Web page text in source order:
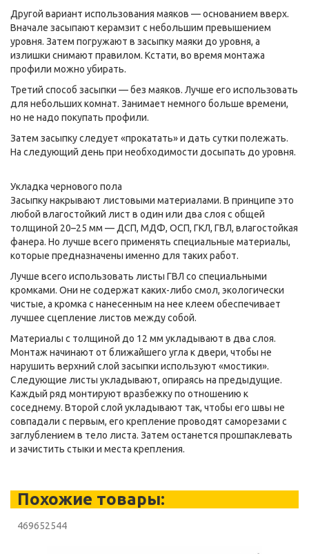
Другой вариант использования маяков — основанием вверх.
Вначале засыпают керамзит с небольшим превышением
уровня. Затем погружают в засыпку маяки до уровня, а
излишки снимают правилом. Кстати, во время монтажа
профили можно убирать.
Третий способ засыпки — без маяков. Лучше его использовать
для небольших комнат. Занимает немного больше времени,
но не надо покупать профили.
Затем засыпку следует «прокатать» и дать сутки полежать.
На следующий день при необходимости досыпать до уровня.
Укладка чернового пола
Засыпку накрывают листовыми материалами. В принципе это
любой влагостойкий лист в один или два слоя с общей
толщиной 20–25 мм — ДСП, МДФ, ОСП, ГКЛ, ГВЛ, влагостойкая
фанера. Но лучше всего применять специальные материалы,
которые предназначены именно для таких работ.
Лучше всего использовать листы ГВЛ со специальными
кромками. Они не содержат каких-либо смол, экологически
чистые, а кромка с нанесенным на нее клеем обеспечивает
лучшее сцепление листов между собой.
Материалы с толщиной до 12 мм укладывают в два слоя.
Монтаж начинают от ближайшего угла к двери, чтобы не
нарушить верхний слой засыпки используют «мостики».
Следующие листы укладывают, опираясь на предыдущие.
Каждый ряд монтируют вразбежку по отношению к
соседнему. Второй слой укладывают так, чтобы его швы не
совпадали с первым, его крепление проводят саморезами с
заглублением в тело листа. Затем останется прошпаклевать
и зачистить стыки и места крепления.
Похожие товары:
469652544